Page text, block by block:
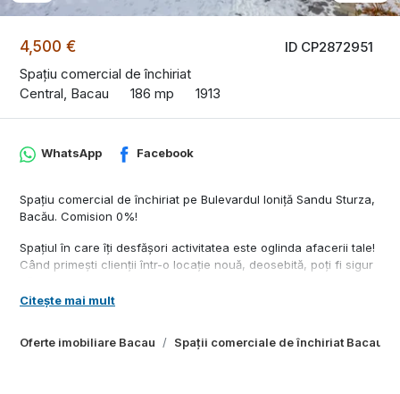
ID CP2872951
4,500 €
Spațiu comercial de închiriat
Central, Bacau
186 mp 1913
Oferte imobiliare Bacau Spații comerciale de închiriat Bacau
WhatsApp Facebook
Spațiu comercial de închiriat pe Bulevardul Ioniță Sandu Sturza,
Bacău. Comision 0%!
Spațiul în care îți desfășori activitatea este oglinda afacerii tale!
Când primești clienții într-o locație nouă, deosebită, poți fi sigur
Citește mai mult